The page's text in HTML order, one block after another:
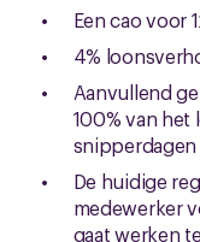
Een cao voor
4%
Aanvullend
100% van
snipperdagen
De huidige
medewerker
gaat werken